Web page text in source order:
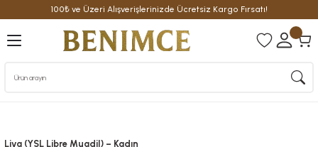
100₺ ve Üzeri Alışverişlerinizde Ücretsiz Kargo Fırsatı!
Geri Dön
Geri Dön
Geri Dön
Liva (YSL Libre Muadil) – Kadın